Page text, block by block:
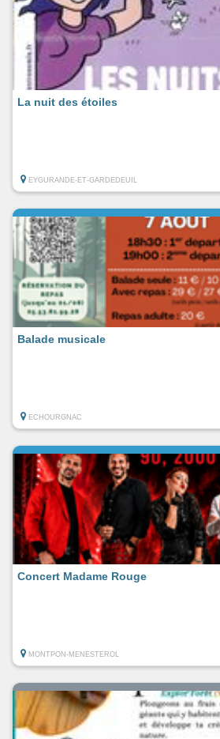
La nuit des étoiles
EYGURANDE-ET-GARDEDEUIL
Balade musicale
ECHOURGNAC
Concert Madame Rouge
MONTPON-MENESTEROL